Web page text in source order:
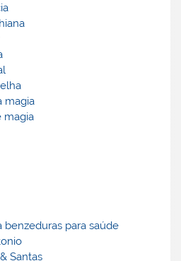
magia
magia
benzeduras para saúde
Santas